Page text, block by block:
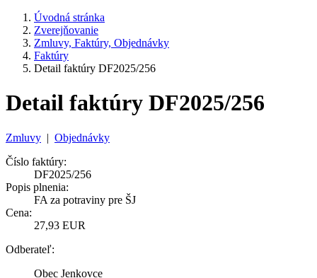
Úvodná stránka
Zverejňovanie
Zmluvy, Faktúry, Objednávky
Faktúry
Detail faktúry DF2025/256
Detail faktúry DF2025/256
Zmluvy | Objednávky
Číslo faktúry:
DF2025/256
Popis plnenia:
FA za potraviny pre ŠJ
Cena:
27,93 EUR
Odberateľ:
Obec Jenkovce